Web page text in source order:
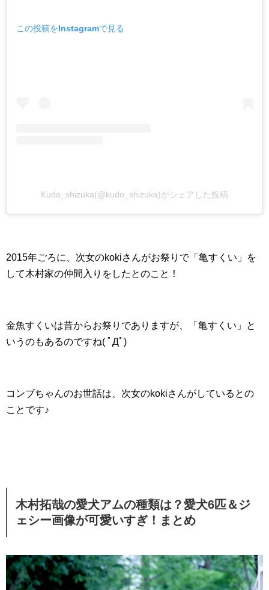
この投稿をInstagramで見る
Kudo_shizuka(@kudo_shizuka)がシェアした投稿
2015年ごろに、次女のkokiさんがお祭りで「亀すくい」を
して木村家の仲間入りをしたとのこと！
金魚すくいは昔からお祭りでありますが、「亀すくい」と
いうのもあるのですね( ﾟДﾟ)
コンブちゃんのお世話は、次女のkokiさんがしているとの
ことです♪
木村拓哉の愛犬アムの種類は？愛犬6匹＆ジ
ェシー画像が可愛いすぎ！まとめ